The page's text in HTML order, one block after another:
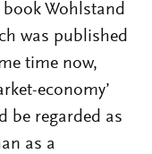
Wohlstand
was published
time now,
economy’
be regarded as
as a